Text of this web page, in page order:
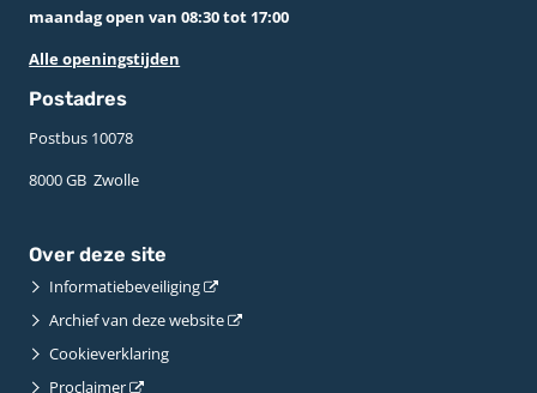
maandag open van 08:30 tot 17:00
Alle openingstijden
Postadres
Postbus 10078 ­
8000 GB ­ Zwolle
Over deze site
Informatiebeveiliging
Archief van deze website
Cookieverklaring
Proclaimer